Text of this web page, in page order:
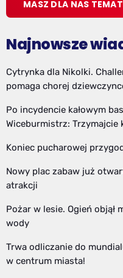
MASZ DLA NAS
Najnowsze
Cytrynka dla Nikolki.
pomaga chorej
Po incydencie kałowym
Wiceburmistrz: Trzymajcie
Koniec pucharowej
Nowy plac zabaw już
atrakcji
Pożar w lesie. Ogień objął
wody
Trwa odliczanie do
w centrum miasta!